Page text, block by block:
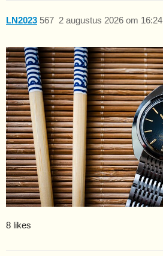
LN2023 2 augustus 2026 om 16:24
567
8 likes